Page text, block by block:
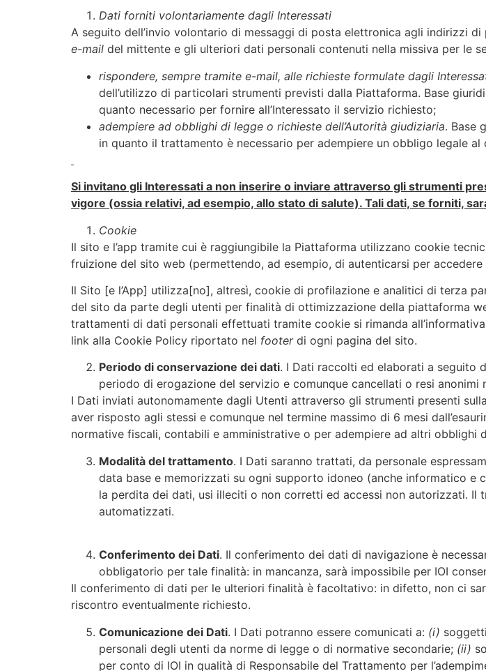
Dati forniti volontariamente dagli Interessati
A seguito dell’invio volontario di messaggi di posta elettronica agli indirizzi
e-mail del mittente e gli ulteriori dati personali contenuti nella missiva per le
rispondere, sempre tramite e-mail, alle richieste formulate dagli
dell’utilizzo di particolari strumenti previsti dalla Piattaforma. Base
quanto necessario per fornire all’Interessato il servizio richiesto;
adempiere ad obblighi di legge o richieste dell’Autorità giudiziaria. Base
in quanto il trattamento è necessario per adempiere un obbligo legale al
Si invitano gli Interessati a non inserire o inviare attraverso gli strumenti
vigore (ossia relativi, ad esempio, allo stato di salute). Tali dati, se forniti,
Cookie
Il sito e l’app tramite cui è raggiungibile la Piattaforma utilizzano cookie
fruizione del sito web (permettendo, ad esempio, di autenticarsi per accedere
Il Sito [e l’App] utilizza[no], altresì, cookie di profilazione e analitici di terza
del sito da parte degli utenti per finalità di ottimizzazione della piattaforma
trattamenti di dati personali effettuati tramite cookie si rimanda
link alla Cookie Policy riportato nel footer di ogni pagina del sito.
Periodo di conservazione dei dati. I Dati raccolti ed elaborati a seguito
periodo di erogazione del servizio e comunque cancellati o resi anonimi
I Dati inviati autonomamente dagli Utenti attraverso gli strumenti presenti
aver risposto agli stessi e comunque nel termine massimo di 6 mesi
normative fiscali, contabili e amministrative o per adempiere ad altri obblighi
Modalità del trattamento. I Dati saranno trattati, da personale
data base e memorizzati su ogni supporto idoneo (anche informatico e
la perdita dei dati, usi illeciti o non corretti ed accessi non autorizzati.
automatizzati.
Conferimento dei Dati. Il conferimento dei dati di navigazione è
obbligatorio per tale finalità: in mancanza, sarà impossibile per IOI
Il conferimento di dati per le ulteriori finalità è facoltativo: in difetto, non ci
riscontro eventualmente richiesto.
Comunicazione dei Dati. I Dati potranno essere comunicati a: (i)
personali degli utenti da norme di legge o di normative secondarie; (ii)
per conto di IOI in qualità di Responsabile del Trattamento per